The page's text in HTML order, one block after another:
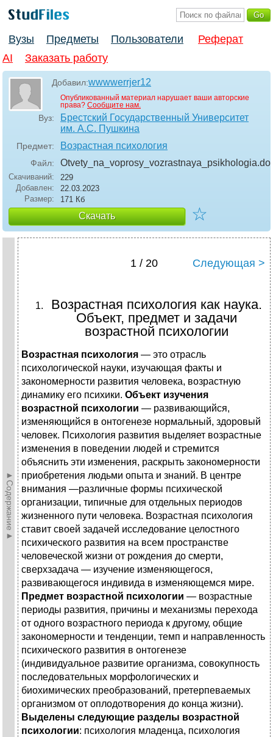
Вузы Предметы Пользователи
Реферат
AI
Заказать работу
Добавил:wwwwerrjer12
Опубликованный материал нарушает ваши авторские
права? Сообщите нам.
Вуз:
Брестский Государственный Университет
им. А.С. Пушкина
Предмет: Возрастная психология
Файл: Otvety_na_voprosy_vozrastnaya_psikhologia
Скачиваний:
229
Добавлен:
22.03.2023
Размер:
171 Кб
Скачать ☆
►Содержание►
1 / 20 Следующая >
Возрастная психология как наука.
Объект, предмет и задачи
возрастной психологии
Возрастная психология — это отрасль
психологической науки, изучающая факты и
закономерности развития человека, возрастную
динамику его психики. Объект изучения
возрастной психологии — развивающийся,
изменяющийся в онтогенезе нормальный, здоровый
человек. Психология развития выделяет возрастные
изменения в поведении людей и стремится
объяснить эти изменения, раскрыть закономерности
приобретения людьми опыта и знаний. В центре
внимания —различные формы психической
организации, типичные для отдельных периодов
жизненного пути человека. Возрастная психология
ставит своей задачей исследование целостного
психического развития на всем пространстве
человеческой жизни от рождения до смерти,
сверхзадача — изучение изменяющегося,
развивающегося индивида в изменяющемся мире.
Предмет возрастной психологии — возрастные
периоды развития, причины и механизмы перехода
от одного возрастного периода к другому, общие
закономерности и тенденции, темп и направленность
психического развития в онтогенезе
(индивидуальное развитие организма, совокупность
последовательных морфологических и
биохимических преобразований, претерпеваемых
организмом от оплодотворения до конца жизни).
Выделены следующие разделы возрастной
психологии: психология младенца, психология